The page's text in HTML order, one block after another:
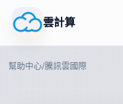
雲計算
幫助中心/騰訊雲國際